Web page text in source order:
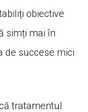
obiective
simți mai în
de succese mici
tratamentul